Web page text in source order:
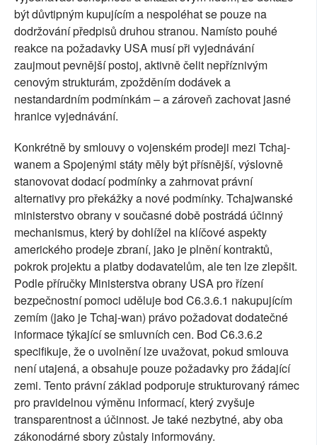
být důvtipným kupujícím a nespoléhat se pouze na
dodržování předpisů druhou stranou. Namísto pouhé
reakce na požadavky USA musí při vyjednávání
zaujmout pevnější postoj, aktivně čelit nepříznivým
cenovým strukturám, zpožděním dodávek a
nestandardním podmínkám – a zároveň zachovat jasné
hranice vyjednávání.
Konkrétně by smlouvy o vojenském prodeji mezi Tchaj-
wanem a Spojenými státy měly být přísnější, výslovně
stanovovat dodací podmínky a zahrnovat právní
alternativy pro překážky a nové podmínky. Tchajwanské
ministerstvo obrany v současné době postrádá účinný
mechanismus, který by dohlížel na klíčové aspekty
amerického prodeje zbraní, jako je plnění kontraktů,
pokrok projektu a platby dodavatelům, ale ten lze zlepšit.
Podle příručky Ministerstva obrany USA pro řízení
bezpečnostní pomoci uděluje bod C6.3.6.1 nakupujícím
zemím (jako je Tchaj-wan) právo požadovat dodatečné
informace týkající se smluvních cen. Bod C6.3.6.2
specifikuje, že o uvolnění lze uvažovat, pokud smlouva
není utajená, a obsahuje pouze požadavky pro žádající
zemi. Tento právní základ podporuje strukturovaný rámec
pro pravidelnou výměnu informací, který zvyšuje
transparentnost a účinnost. Je také nezbytné, aby oba
zákonodárné sbory zůstaly informovány.